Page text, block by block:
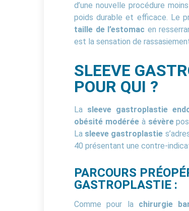
d’une nouvelle procédure
poids durable et efficace. Le
taille de l’estomac en
est la sensation de
SLEEVE
POUR QUI ?
La sleeve gastroplastie
obésité modéréeà sévère
La sleeve gastroplastie
40 présentant une contre-
PARCOURS
GASTROPLASTIE :
Comme pour la chirurgie